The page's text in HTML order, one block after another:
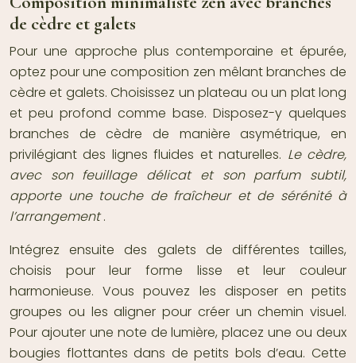
de cèdre et galets
Pour une approche plus contemporaine et épurée,
optez pour une composition zen mêlant branches de
cèdre et galets. Choisissez un plateau ou un plat long
et peu profond comme base. Disposez-y quelques
branches de cèdre de manière asymétrique, en
privilégiant des lignes fluides et naturelles. Le cèdre,
avec son feuillage délicat et son parfum subtil,
apporte une touche de fraîcheur et de sérénité à
l’arrangement.
Intégrez ensuite des galets de différentes tailles,
choisis pour leur forme lisse et leur couleur
harmonieuse. Vous pouvez les disposer en petits
groupes ou les aligner pour créer un chemin visuel.
Pour ajouter une note de lumière, placez une ou deux
bougies flottantes dans de petits bols d’eau. Cette